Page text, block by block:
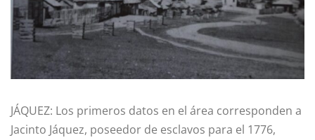
JÁQUEZ: Los primeros datos en el área corresponden a
Jacinto Jáquez, poseedor de esclavos para el 1776,